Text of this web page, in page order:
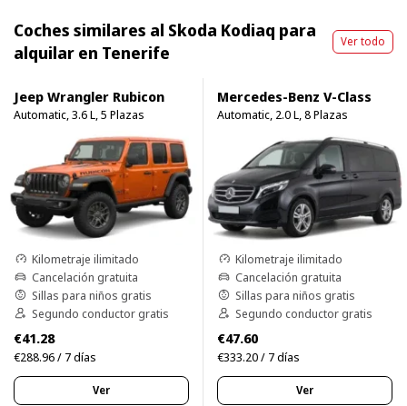
Coches similares al Skoda Kodiaq para
alquilar en Tenerife
Ver todo
Jeep Wrangler Rubicon
Automatic, 3.6 L, 5 Plazas
Kilometraje ilimitado
Cancelación gratuita
Sillas para niños gratis
Segundo conductor gratis
€41.28
€288.96 / 7 días
Ver
Mercedes-Benz V-Class
Automatic, 2.0 L, 8 Plazas
Kilometraje ilimitado
Cancelación gratuita
Sillas para niños gratis
Segundo conductor gratis
€47.60
€333.20 / 7 días
Ver